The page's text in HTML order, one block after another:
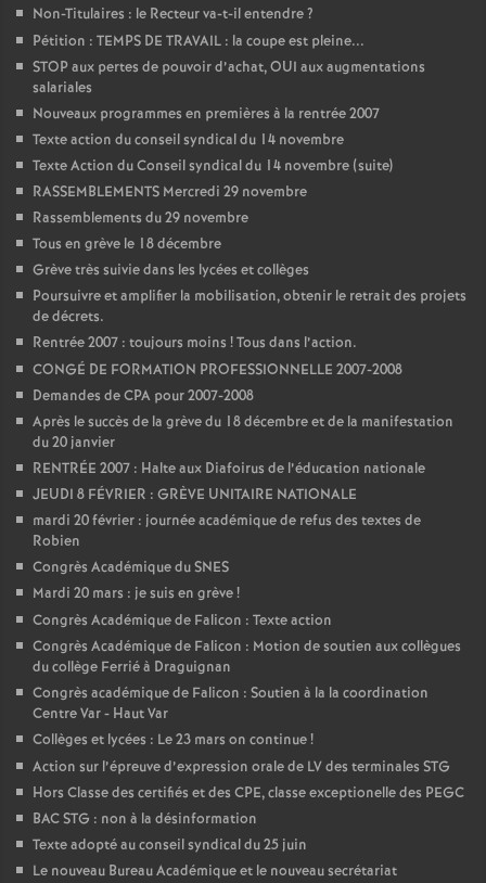
r
s
Non-Titulaires : le Recteur va-t-il entendre?
Pétition : TEMPS DE TRAVAIL : la coupe est pleine...
STOP aux pertes de pouvoir d’achat, OUI aux augmentations
salariales
Nouveaux programmes en premières à la rentrée 2007
Texte action du conseil syndical du 14 novembre
Texte Action du Conseil syndical du 14 novembre (suite)
RASSEMBLEMENTS Mercredi 29 novembre
Rassemblements du 29 novembre
Tous en grève le 18 décembre
Grève très suivie dans les lycées et collèges
Poursuivre et amplifier la mobilisation, obtenir le retrait des projets
de décrets.
Rentrée 2007 : toujours moins ! Tous dans l’action.
CONGÉ DE FORMATION PROFESSIONNELLE 2007-2008
Demandes de CPA pour 2007-2008
Après le succès de la grève du 18 décembre et de la manifestation
du 20 janvier
RENTRÉE 2007 : Halte aux Diafoirus de l’éducation nationale
JEUDI 8 FÉVRIER : GRÈVE UNITAIRE NATIONALE
mardi 20 février : journée académique de refus des textes de
Robien
Congrès Académique du SNES
Mardi 20 mars : je suis en grève!
Congrès Académique de Falicon : Texte action
Congrès Académique de Falicon : Motion de soutien aux collègues
du collège Ferrié à Draguignan
Congrès académique de Falicon : Soutien à la la coordination
Centre Var - Haut Var
Collèges et lycées : Le 23 mars on continue!
Action sur l’épreuve d’expression orale de LV des terminales STG
Hors Classe des certifiés et des CPE, classe exceptionelle des PEGC
BAC STG : non à la désinformation
Texte adopté au conseil syndical du 25 juin
Le nouveau Bureau Académique et le nouveau secrétariat